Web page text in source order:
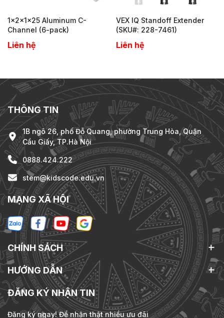
1x2x1x25 Aluminum C-
Channel (6-pack)
Liên hệ
VEX IQ Standoff Extender
(SKU#: 228-7461)
Liên hệ
THÔNG TIN
1B ngõ 26, phố Đỗ Quang, phường Trung Hòa, Quận
Cầu Giấy, TP.Hà Nội
0888.424.222
stem@kidscode.edu.vn
MẠNG XÃ HỘI
CHÍNH SÁCH
HƯỚNG DẪN
ĐĂNG KÝ NHẬN TIN
Đăng ký ngay! Để nhận thật nhiều ưu đãi